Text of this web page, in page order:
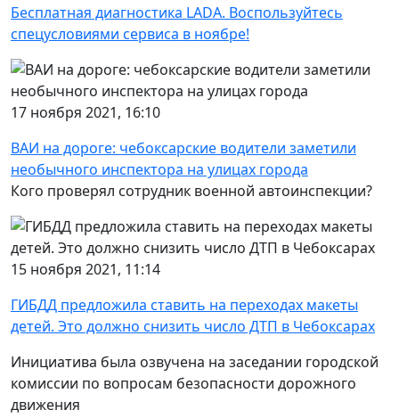
Бесплатная диагностика LADA. Воспользуйтесь
спецусловиями сервиса в ноябре!
17 ноября 2021, 16:10
ВАИ на дороге: чебоксарские водители заметили
необычного инспектора на улицах города
Кого проверял сотрудник военной автоинспекции?
15 ноября 2021, 11:14
ГИБДД предложила ставить на переходах макеты
детей. Это должно снизить число ДТП в Чебоксарах
Инициатива была озвучена на заседании городской
комиссии по вопросам безопасности дорожного
движения